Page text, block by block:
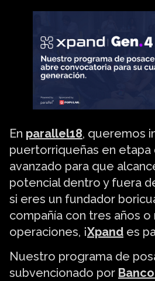
En parallel18, queremos
puertorriqueñas en
avanzado para que
potencial dentro y fuera
si eres un fundador
compañía con tres años o
operaciones, ¡Xpand es
Nuestro programa de
subvencionado por